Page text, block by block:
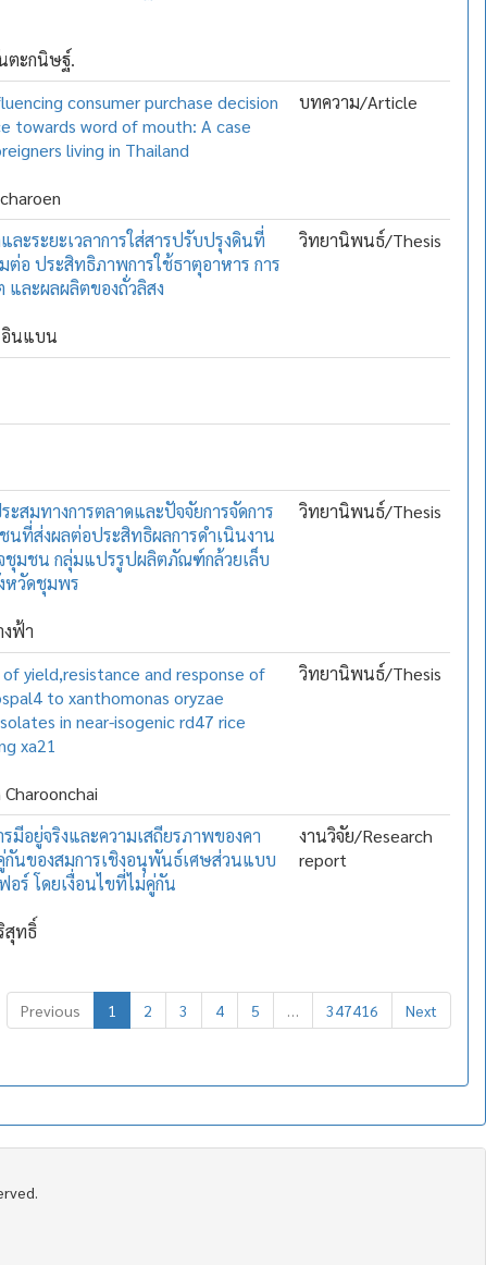
ตะกนิษฐ์.
consumer purchase decision
towards word of mouth: A case
living in Thailand
บทความ/Article
ละระยะเวลาการใส่สารปรับปรุงดินที่
ต่อ ประสิทธิภาพการใช้ธาตุอาหาร การ
และผลผลิตของถั่วลิสง
นแบน
วิทยานิพนธ์/Thesis
ะสมทางการตลาดและปัจจัยการจัดการ
นที่ส่งผลต่อประสิทธิผลการดำเนินงาน
ชุมชน กลุ่มแปรรูปผลิตภัณฑ์กล้วยเล็บ
หวัดชุมพร
ฟ้า
วิทยานิพนธ์/Thesis
yield,resistance and response of
to xanthomonas oryzae
in near-isogenic rd47 rice
xa21
วิทยานิพนธ์/Thesis
มีอยู่จริงและความเสถียรภาพของคา
กันของสมการเชิงอนุพันธ์เศษส่วนแบบ
อร์ โดยเงื่อนไขที่ไม่คู่กัน
สุทธิ์
งานวิจัย/Research
report
Previous
1 2 3 4 5 … 347416
Next